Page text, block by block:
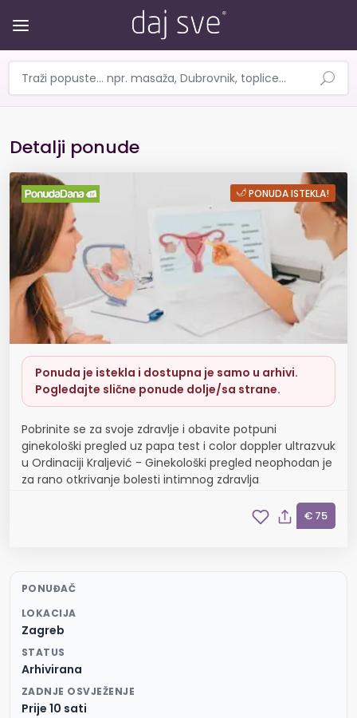
Detalji ponude
Pobrinite se za svoje zdravlje
PONUDA ISTEKLA!
Ponuda je istekla i dostupna je samo u arhivi.
Pogledajte slične ponude dolje/sa strane.
Pobrinite se za svoje zdravlje i obavite potpuni
ginekološki pregled uz papa test i color doppler ultrazvuk
u Ordinaciji Kraljević - Ginekološki pregled neophodan je
za rano otkrivanje bolesti intimnog zdravlja
€ 75
PONUĐAČ
LOKACIJA
Zagreb
STATUS
Arhivirana
ZADNJE OSVJEŽENJE
Prije 10 sati